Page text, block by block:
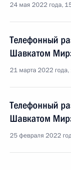
24 мая 2022 года,
Телефонный
Шавкатом
21 марта 2022
Телефонный
Шавкатом
25 февраля 2022